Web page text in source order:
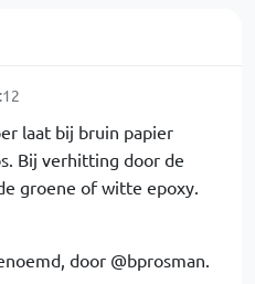
laat bij bruin papier
Bij verhitting door de
groene of witte epoxy.
door @bprosman.